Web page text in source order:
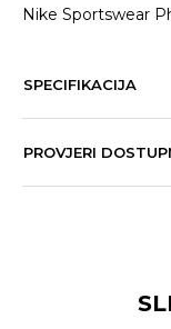
Nike Sportswear
SPECIFIKACIJA
PROVJERI